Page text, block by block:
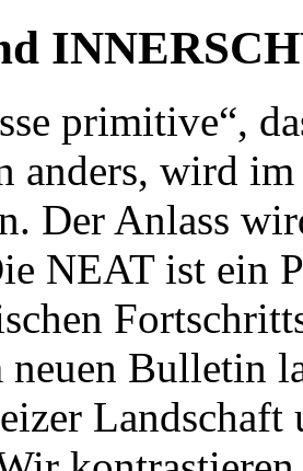
primitive“,
anders, wird
Der Anlass
NEAT ist ein
Bulletin